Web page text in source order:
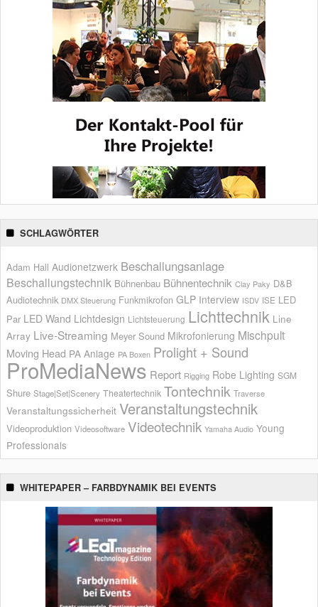
SCHLAGWÖRTER
Adam Hall Audionetzwerk Beschallungsanlage
Beschallungstechnik Bühnenbau Bühnentechnik Clay Paky D&B
Audiotechnik DMX Steuerung Funkmikrofon GLP Interview ISDV ISE LED
Par LED Wand Lichtdesign Lichtsteuerung Lichttechnik Line
Array Live-Streaming Meyer Sound Mikrofonierung Mischpult
Moving Head PA Anlage PA Boxen Prolight + Sound
ProMediaNews Report Rigging Robe Lighting SGM
Shure Stage|Set|Scenery Theatertechnik Tontechnik Traverse
Veranstaltungssicherheit Veranstaltungstechnik
Videoproduktion Videosoftware Videotechnik Yamaha Audio Young
Professionals
WHITEPAPER – FARBDYNAMIK BEI EVENTS